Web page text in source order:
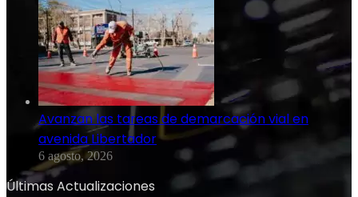
Avanzan las tareas de demarcación vial en
avenida Libertador
6 agosto, 2026
Últimas Actualizaciones